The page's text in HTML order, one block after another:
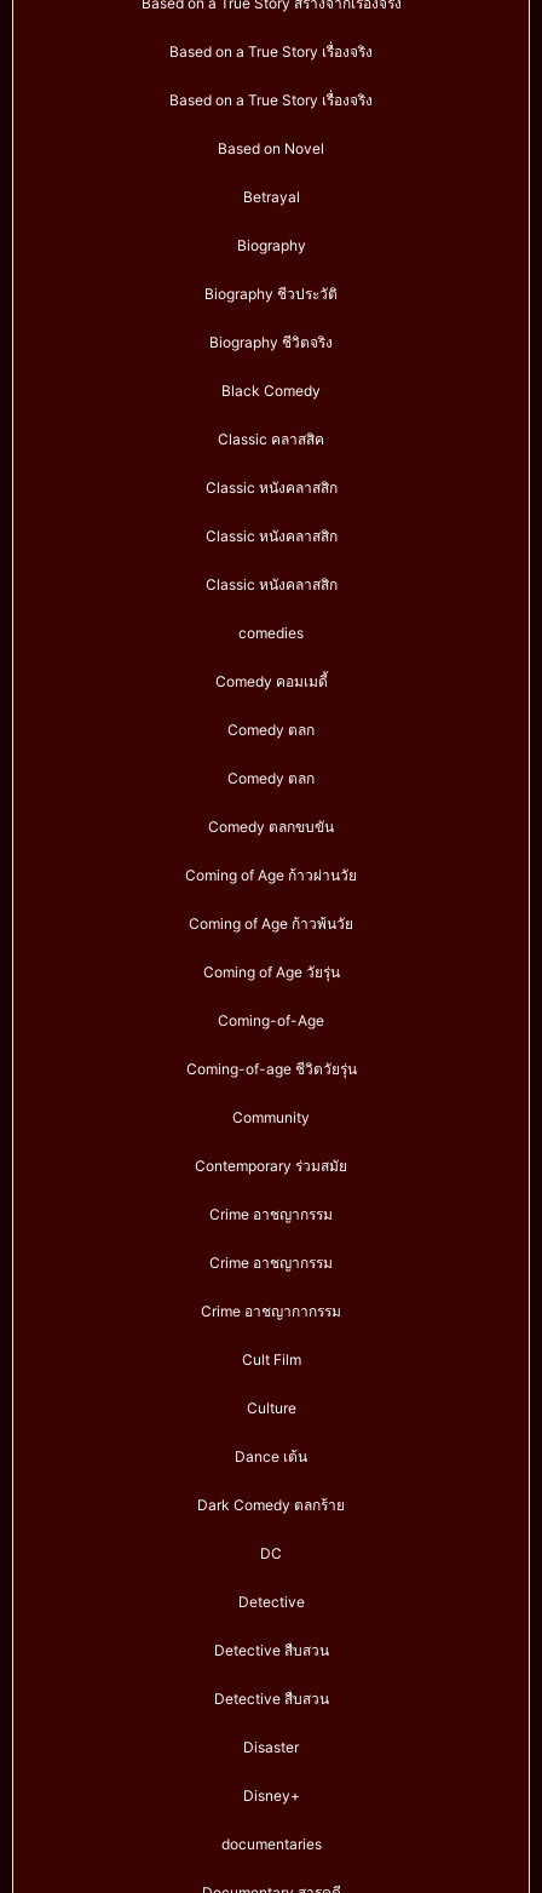
Based on a True Story เรื่องจริง
Based on a True Story เรื่องจริง
Based on Novel
Betrayal
Biography
Biography ชีวประวัติ
Biography ชีวิตจริง
Black Comedy
Classic คลาสสิค
Classic หนังคลาสสิก
Classic หนังคลาสสิก
Classic หนังคลาสสิก
comedies
Comedy คอมเมดี้
Comedy ตลก
Comedy ตลก
Comedy ตลกขบขัน
Coming of Age ก้าวผ่านวัย
Coming of Age ก้าวพ้นวัย
Coming of Age วัยรุ่น
Coming-of-Age
Coming-of-age ชีวิตวัยรุ่น
Community
Contemporary ร่วมสมัย
Crime อาชญากรรม
Crime อาชญากรรม
Crime อาชญากากรรม
Cult Film
Culture
Dance เต้น
Dark Comedy ตลกร้าย
DC
Detective
Detective สืบสวน
Detective สืบสวน
Disaster
Disney+
documentaries